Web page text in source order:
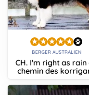
BERGER AUSTRALIEN
CH. I'm right as rain
chemin des